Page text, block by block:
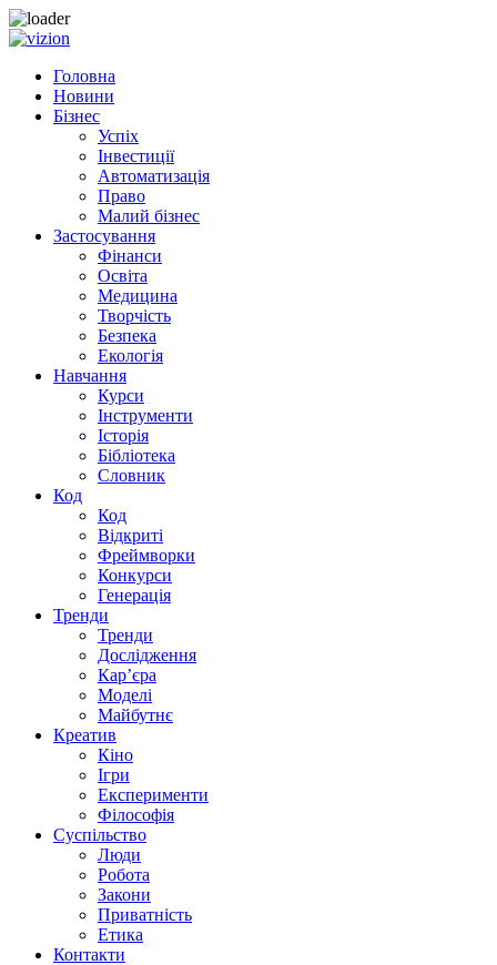
Skip
contentГоловна
Новини
Бізнес
Успіх
Інвестиції
Автоматизація
Право
Малий бізнес
Застосування
Фінанси
Освіта
Медицина
Творчість
Безпека
Екологія
Навчання
Курси
Інструменти
Історія
Бібліотека
Словник
Код
Код
Відкриті
Фреймворки
Конкурси
Генерація
Тренди
Тренди
Дослідження
Кар’єра
Моделі
Майбутнє
Креатив
Кіно
Ігри
Експерименти
Філософія
Суспільство
Люди
Робота
Закони
Приватність
Етика
Контакти